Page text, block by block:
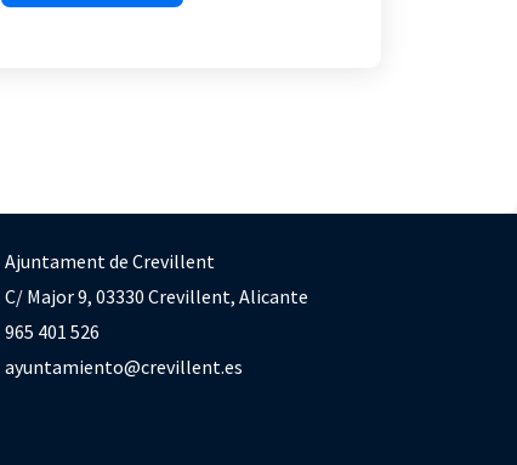
Ajuntament de Crevillent
C/ Major 9, 03330 Crevillent, Alicante
965 401 526
ayuntamiento@crevillent.es